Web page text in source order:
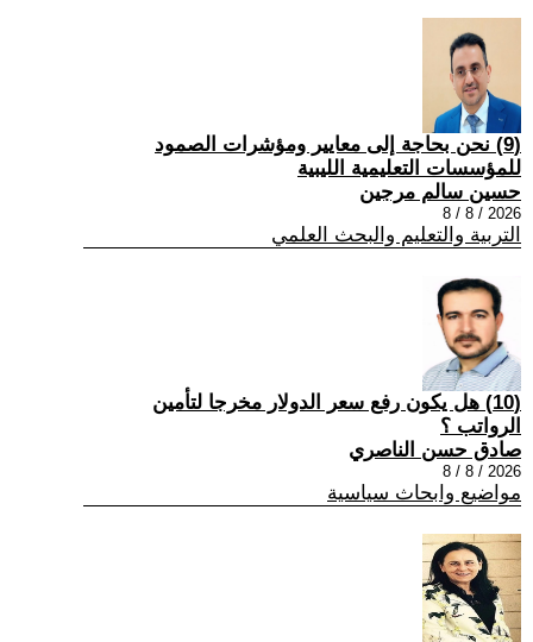
(9) نحن بحاجة إلى معايير ومؤشرات الصمود
للمؤسسات التعليمية الليبية
حسين سالم مرجين
2026 / 8 / 8
التربية والتعليم والبحث العلمي
(10) هل يكون رفع سعر الدولار مخرجا لتأمين
الرواتب ؟
صادق حسن الناصري
2026 / 8 / 8
مواضيع وابحاث سياسية